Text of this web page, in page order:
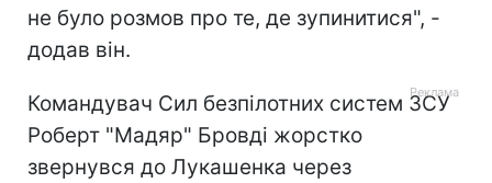
не було розмов про те, де зупинитися", -
додав він.
Командувач Сил безпілотних систем ЗСУ
Роберт "Мадяр" Бровді жорстко
звернувся до Лукашенка через